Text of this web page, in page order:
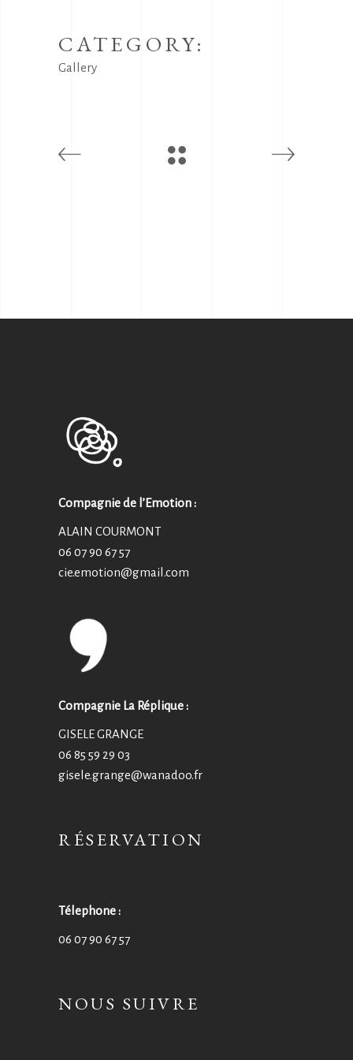
CATEGORY:
Gallery
Compagnie de l’Emotion :
ALAIN COURMONT
06 07 90 67 57
cie.emotion@gmail.com
Compagnie La Réplique :
GISELE GRANGE
06 85 59 29 03
gisele.grange@wanadoo.fr
RÉSERVATION
Télephone :
06 07 90 67 57
NOUS SUIVRE